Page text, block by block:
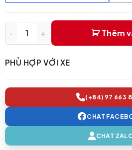
Logo xe BMW Chính Hãng Phiên
Thêm
PHÙ HỢP VỚI XE
(+84) 97 663
CHAT
CHAT